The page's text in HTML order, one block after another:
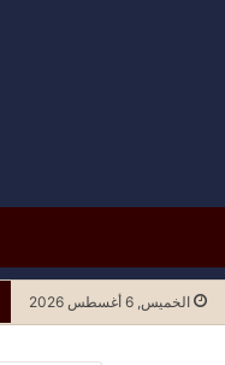
الخميس, 6 أغسطس 2026